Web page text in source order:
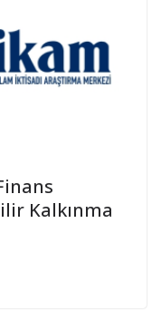
Kalkınma